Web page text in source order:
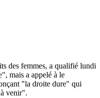
des femmes, a qualifié lundi
mais a appelé à le
"la droite dure" qui
venir".